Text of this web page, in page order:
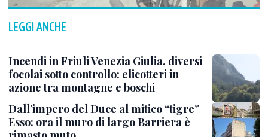
LEGGI ANCHE
Incendi in Friuli Venezia Giulia, diversi
focolai sotto controllo: elicotteri in
azione tra montagne e boschi
Dall’impero del Duce al mitico “tigre”
Esso: ora il muro di largo Barriera è